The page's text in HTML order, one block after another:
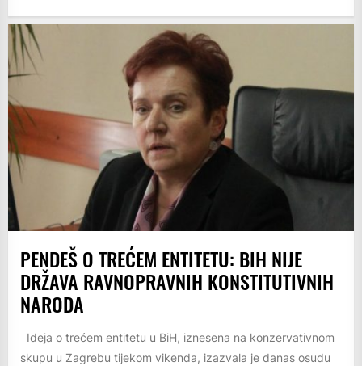
PENDEŠ O TREĆEM ENTITETU: BIH NIJE
DRŽAVA RAVNOPRAVNIH KONSTITUTIVNIH
NARODA
Ideja o trećem entitetu u BiH, iznesena na konzervativnom
skupu u Zagrebu tijekom vikenda, izazvala je danas osudu